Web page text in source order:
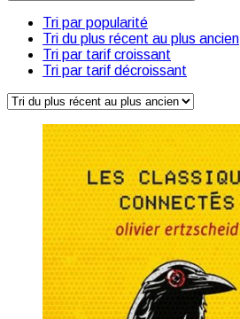
Tri par popularité
Tri du plus récent au plus ancien
Tri par tarif croissant
Tri par tarif décroissant